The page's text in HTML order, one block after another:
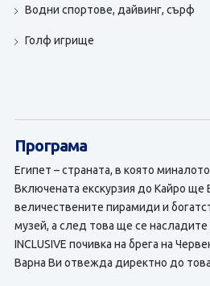
Водни спортове, дайвинг, сърф
Голф игрище
Програма
Египет – страната, в която
Включената екскурзия до Кайро ще
величествените пирамиди и
музей, а след това ще се
INCLUSIVE почивка на брега на
Варна Ви отвежда директно до